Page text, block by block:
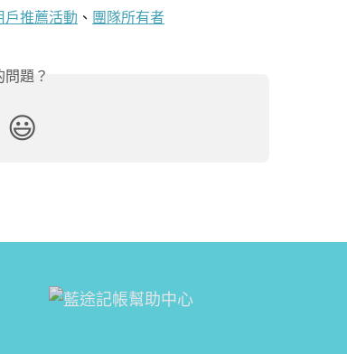
戶推薦活動 、 團隊所有者
題？
😃